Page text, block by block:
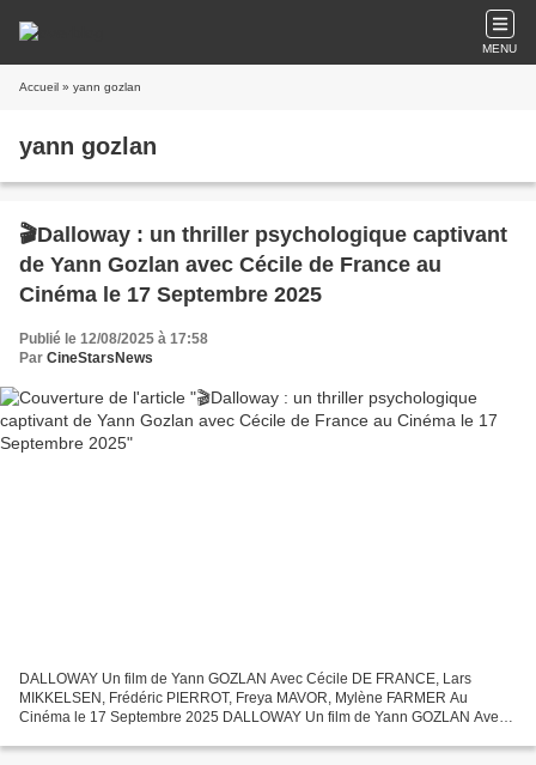
MENU
Accueil » yann gozlan
yann gozlan
🎬Dalloway : un thriller psychologique captivant
de Yann Gozlan avec Cécile de France au
Cinéma le 17 Septembre 2025
Publié le 12/08/2025 à 17:58
Par CineStarsNews
DALLOWAY Un film de Yann GOZLAN Avec Cécile DE FRANCE, Lars
MIKKELSEN, Frédéric PIERROT, Freya MAVOR, Mylène FARMER Au
Cinéma le 17 Septembre 2025 DALLOWAY Un film de Yann GOZLAN Avec
Mylène...